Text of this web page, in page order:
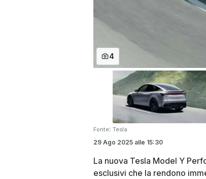
4
Fonte: Tesla
29 Ago 2025 alle 15:30
La nuova Tesla Model Y
esclusivi che la rendono